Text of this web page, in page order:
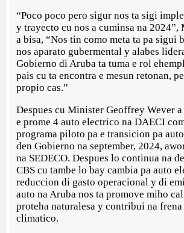
“Poco poco pero sigur nos ta sigi
y trayecto cu nos a cuminsa na
a bisa, “Nos tin como meta ta pa sigui
nos aparato gubermental y alabes
Gobierno di Aruba ta tuma e rol
pais cu ta encontra e mesun retonan,
propio cas.”
Despues cu Minister Geoffrey Wever
e prome 4 auto electrico na DAECI
programa piloto pa e transicion pa
den Gobierno na september, 2024,
na SEDECO. Despues lo continua na
CBS cu tambe lo bay cambia pa auto
reduccion di gasto operacional y di
auto na Aruba nos ta promove miho
proteha naturalesa y contribui na frena
climatico.